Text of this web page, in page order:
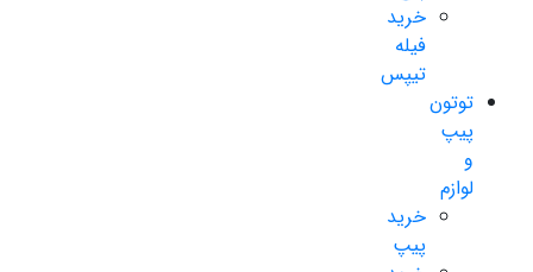
خرید
فیله
تیپس
توتون
پیپ
و
لوازم
خرید
پیپ